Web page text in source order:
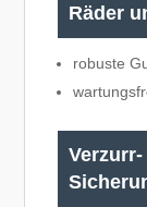
Räder
robuste